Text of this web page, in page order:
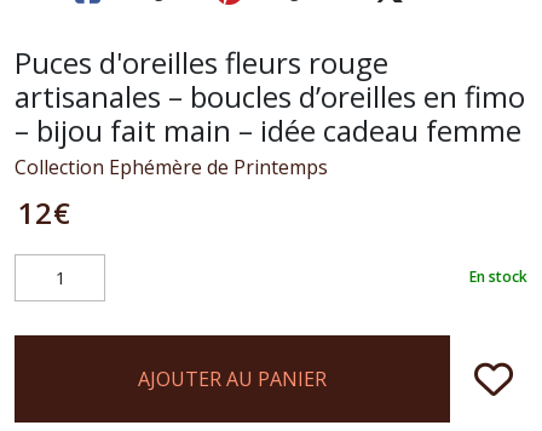
Puces d'oreilles fleurs rouge
artisanales – boucles d’oreilles en fimo
– bijou fait main – idée cadeau femme
Collection Ephémère de Printemps
12€
En stock
AJOUTER AU PANIER